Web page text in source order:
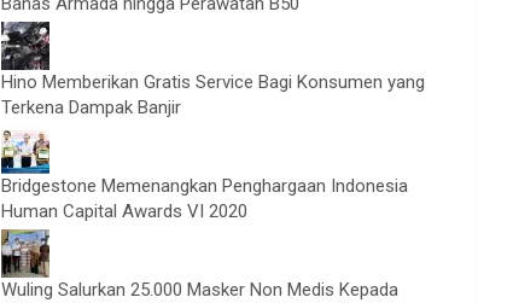
Hino Memberikan Gratis Service Bagi Konsumen yang
Terkena Dampak Banjir
Bridgestone Memenangkan Penghargaan Indonesia
Human Capital Awards VI 2020
Wuling Salurkan 25.000 Masker Non Medis Kepada